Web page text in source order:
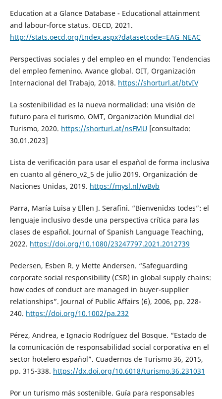
Education at a Glance Database - Educational attainment
and labour-force status. OECD, 2021.
http://stats.oecd.org/Index.aspx?datasetcode=EAG_NEAC
Perspectivas sociales y del empleo en el mundo: Tendencias
del empleo femenino. Avance global. OIT, Organización
Internacional del Trabajo, 2018. https://shorturl.at/btvIV
La sostenibilidad es la nueva normalidad: una visión de
futuro para el turismo. OMT, Organización Mundial del
Turismo, 2020. https://shorturl.at/nsFMU [consultado:
30.01.2023]
Lista de verificación para usar el español de forma inclusiva
en cuanto al género_v2_5 de julio 2019. Organización de
Naciones Unidas, 2019. https://mysl.nl/wBvb
Parra, María Luisa y Ellen J. Serafini. “Bienvenidxs todes”: el
lenguaje inclusivo desde una perspectiva crítica para las
clases de español. Journal of Spanish Language Teaching,
2022. https://doi.org/10.1080/23247797.2021.2012739
Pedersen, Esben R. y Mette Andersen. “Safeguarding
corporate social responsibility (CSR) in global supply chains:
how codes of conduct are managed in buyer-supplier
relationships”. Journal of Public Affairs (6), 2006, pp. 228-
240. https://doi.org/10.1002/pa.232
Pérez, Andrea, e Ignacio Rodríguez del Bosque. “Estado de
la comunicación de responsabilidad social corporativa en el
sector hotelero español”. Cuadernos de Turismo 36, 2015,
pp. 315-338. https://dx.doi.org/10.6018/turismo.36.231031
Por un turismo más sostenible. Guía para responsables